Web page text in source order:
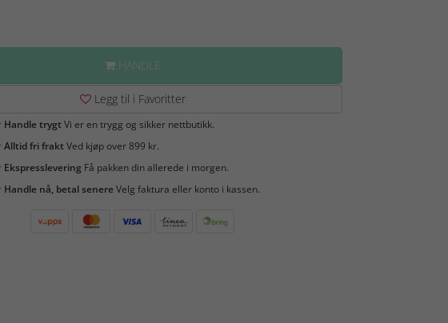
HANDLE
Legg til i Favoritter
Handle trygtVi er en trygg og sikker nettbutikk.
Alltid fri fraktVed kjøp over 899 kr.
EkspressleveringFå pakken din allerede i morgen.
Handle nå, betal senereVelg faktura eller konto i kassen.